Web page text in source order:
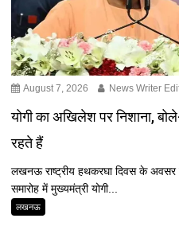
August 7, 2026 News Writer
योगी का अखिलेश पर निशाना,
रहते हैं
लखनऊ राष्ट्रीय हथकरघा दिवस के अवसर
समारोह में मुख्यमंत्री योगी...
लखनऊ